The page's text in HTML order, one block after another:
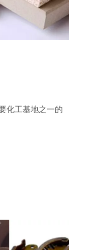
化工基地之一的